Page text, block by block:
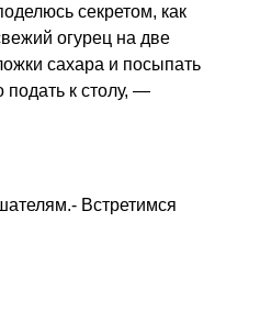
секретом, как
огурец на две
сахара и посыпать
подать к столу, —
Встретимся